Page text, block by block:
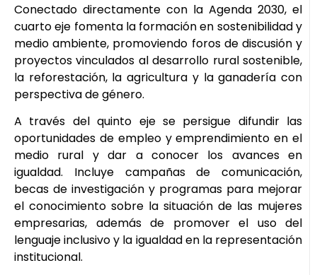
Conectado directamente con la Agenda 2030, el
cuarto eje fomenta la formación en sostenibilidad y
medio ambiente, promoviendo foros de discusión y
proyectos vinculados al desarrollo rural sostenible,
la reforestación, la agricultura y la ganadería con
perspectiva de género.
A través del quinto eje se persigue difundir las
oportunidades de empleo y emprendimiento en el
medio rural y dar a conocer los avances en
igualdad. Incluye campañas de comunicación,
becas de investigación y programas para mejorar
el conocimiento sobre la situación de las mujeres
empresarias, además de promover el uso del
lenguaje inclusivo y la igualdad en la representación
institucional.